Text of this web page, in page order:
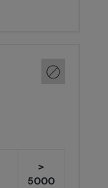
>
5000